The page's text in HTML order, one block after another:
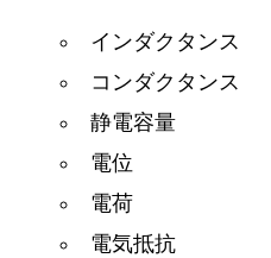
インダクタンス
コンダクタンス
静電容量
電位
電荷
電気抵抗